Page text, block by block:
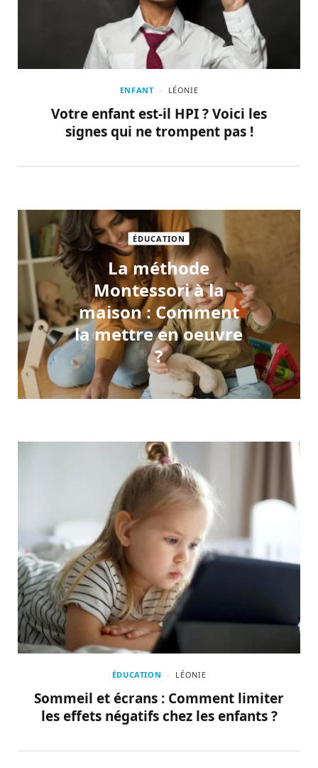
ENFANT LÉONIE
Votre enfant est-il HPI ? Voici les
signes qui ne trompent pas !
ÉDUCATION
La méthode
Montessori à la
maison : Comment
la mettre en oeuvre
?
ÉDUCATION LÉONIE
Sommeil et écrans : Comment limiter
les effets négatifs chez les enfants ?